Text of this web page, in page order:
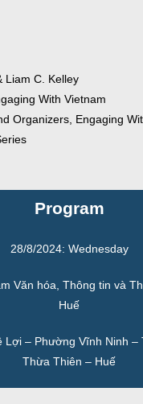
Liam C. Kelley
With Vietnam
Organizers, Engaging
Program
28/8/2024: Wednesday
Văn hóa, Thông tin và
Huế
Lợi – Phường Vĩnh Ninh –
Thừa Thiên – Huế